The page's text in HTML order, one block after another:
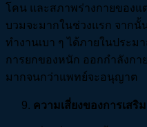
โคน และสภาพร่างกายของแ
บวมจะมากในช่วงแรก จากนั้
ทำงานเบา ๆ ได้ภายในประ
การยกของหนัก ออกกำลังก
มากจนกว่าแพทย์จะอนุญาต
ความเสี่ยงของการเสริ